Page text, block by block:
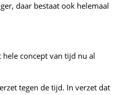
daar bestaat ook helemaal
concept van tijd nu al
tegen de tijd. In verzet dat